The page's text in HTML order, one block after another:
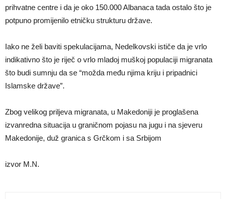
prihvatne centre i da je oko 150.000 Albanaca tada ostalo što je
potpuno promijenilo etničku strukturu države.
Iako ne želi baviti spekulacijama, Nedelkovski ističe da je vrlo
indikativno što je riječ o vrlo mladoj muškoj populaciji migranata
što budi sumnju da se “možda među njima kriju i pripadnici
Islamske države”.
Zbog velikog priljeva migranata, u Makedoniji je proglašena
izvanredna situacija u graničnom pojasu na jugu i na sjeveru
Makedonije, duž granica s Grčkom i sa Srbijom
izvor M.N.